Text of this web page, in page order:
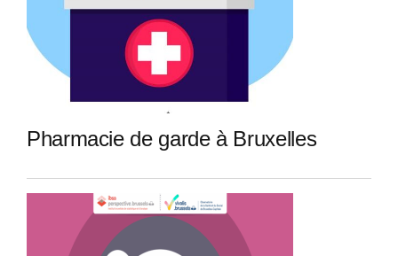
Pharmacie de garde à Bruxelles